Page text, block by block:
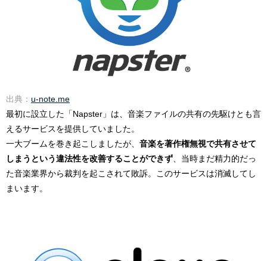
出典： u-note.me
最初に設立した「Napster」は、音楽ファイルの共有の先駆けとも言
えるサービスを提供していました。
一大ブームを巻き起こしましたが、 音楽を著作権無視で共有させて
しまうという違法性を改善することができず 、当時まだ精力的だっ
た音楽業界から裁判を起こされて敗訴。このサービスは消滅してし
まいます。